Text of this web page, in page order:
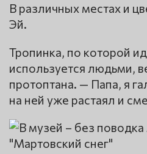
В различных местах и
Эй.
Тропинка, по которой
используется людьми,
протоптана. — Папа, я
на ней уже растаял и